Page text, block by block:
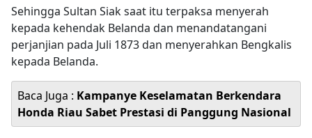
Sehingga Sultan Siak saat itu terpaksa menyerah
kepada kehendak Belanda dan menandatangani
perjanjian pada Juli 1873 dan menyerahkan Bengkalis
kepada Belanda.
Baca Juga : Kampanye Keselamatan Berkendara
Honda Riau Sabet Prestasi di Panggung Nasional